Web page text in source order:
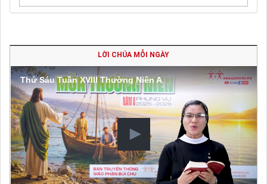
LỜI CHÚA MỖI NGÀY
Thứ Sáu Tuần XVIII Thường Niên A